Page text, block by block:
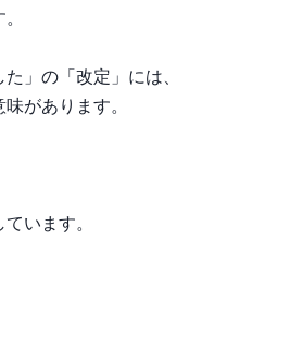
」の「改定」には、
があります。
います。